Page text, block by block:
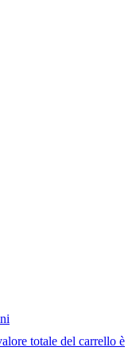
totale del carrello è